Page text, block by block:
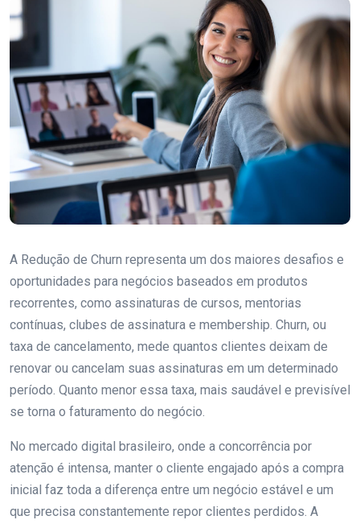
A Redução de Churn representa um dos maiores desafios e
oportunidades para negócios baseados em produtos
recorrentes, como assinaturas de cursos, mentorias
contínuas, clubes de assinatura e membership. Churn, ou
taxa de cancelamento, mede quantos clientes deixam de
renovar ou cancelam suas assinaturas em um determinado
período. Quanto menor essa taxa, mais saudável e previsível
se torna o faturamento do negócio.
No mercado digital brasileiro, onde a concorrência por
atenção é intensa, manter o cliente engajado após a compra
inicial faz toda a diferença entre um negócio estável e um
que precisa constantemente repor clientes perdidos. A